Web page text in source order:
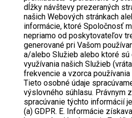
dĺžky návštevy prezeraných
našich Webových stránkach
informácie, ktoré Spoločnosť
nepriamo od poskytovateľov
generované pri Vašom
a/alebo Služieb alebo ktoré sú
využívania našich Služieb
frekvencie a vzorca používania
Tieto osobné údaje
výslovného súhlasu. Právnym
spracúvanie týchto informácií
(a) GDPR. E. Informácie